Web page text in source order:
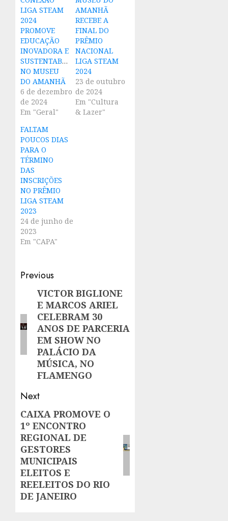
LIGA STEAM
2024
PROMOVE
EDUCAÇÃO
INOVADORA E
SUSTENTABILIDADE
NO MUSEU
DO AMANHÃ
6 de dezembro
de 2024
Em "Geral"
AMANHÃ
RECEBE A
FINAL DO
PRÊMIO
NACIONAL
LIGA STEAM
2024
23 de outubro
de 2024
Em "Cultura
& Lazer"
FALTAM
POUCOS DIAS
PARA O
TÉRMINO
DAS
INSCRIÇÕES
NO PRÊMIO
LIGA STEAM
2023
24 de junho de
2023
Em "CAPA"
Post
navigation
Previous
Previous
post:
VICTOR BIGLIONE
E MARCOS ARIEL
CELEBRAM 30
ANOS DE PARCERIA
EM SHOW NO
PALÁCIO DA
MÚSICA, NO
FLAMENGO
Next
Next
post:
CAIXA PROMOVE O
1º ENCONTRO
REGIONAL DE
GESTORES
MUNICIPAIS
ELEITOS E
REELEITOS DO RIO
DE JANEIRO